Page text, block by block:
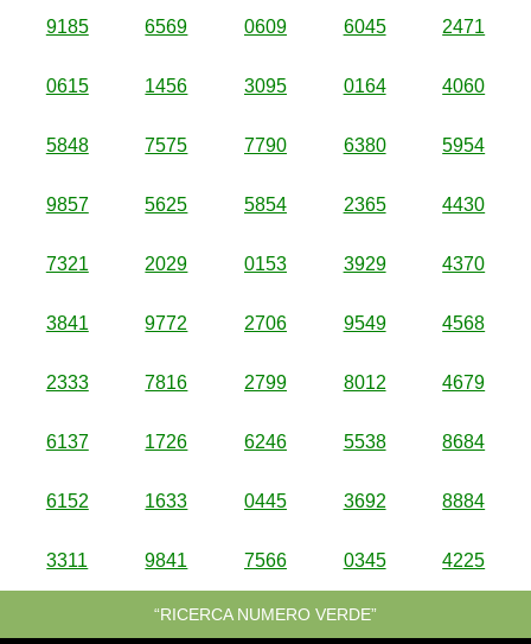
9185 6569 0609 6045 2471
0615 1456 3095 0164 4060
5848 7575 7790 6380 5954
9857 5625 5854 2365 4430
7321 2029 0153 3929 4370
3841 9772 2706 9549 4568
2333 7816 2799 8012 4679
6137 1726 6246 5538 8684
6152 1633 0445 3692 8884
3311 9841 7566 0345 4225
“RICERCA NUMERO VERDE”